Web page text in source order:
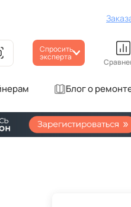
Спросить
эксперта
Блог о